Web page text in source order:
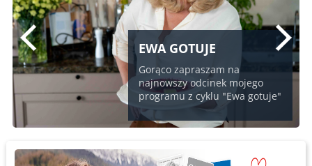
EWA GOTUJE
Gorąco zapraszam na
najnowszy odcinek mojego
programu z cyklu "Ewa gotuje"